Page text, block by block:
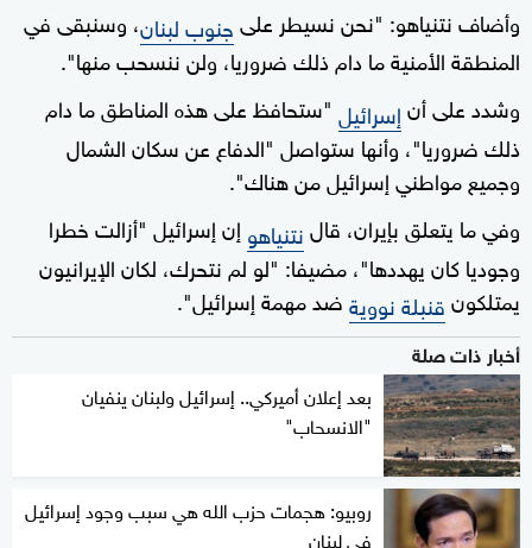
وأضاف نتنياهو: "نحن نسيطر علىجنوب لبنان، وسنبقى في
المنطقة الأمنية ما دام ذلك ضروريا، ولن ننسحب منها".
وشدد على أنإسرائيل "ستحافظ على هذه المناطق ما دام
ذلك ضروريا"، وأنها ستواصل "الدفاع عن سكان الشمال
وجميع مواطني إسرائيل من هناك".
وفي ما يتعلق بإيران، قالنتنياهو إن إسرائيل "أزالت خطرا
وجوديا كان يهددها"، مضيفا: "لو لم نتحرك، لكان الإيرانيون
يمتلكونقنبلة نوويةضد مهمة إسرائيل".
أخبار ذات صلة
بعد إعلان أميركي.. إسرائيل ولبنان ينفيان
"الانسحاب"
روبيو: هجمات حزب الله هي سبب وجود إسرائيل
في لبنان